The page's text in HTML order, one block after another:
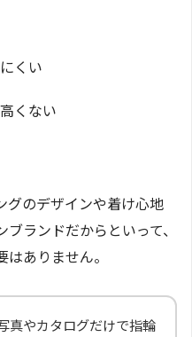
くい
くない
グのデザインや着け心地
ランドだからといって、
ありません。
真やカタログだけで指輪